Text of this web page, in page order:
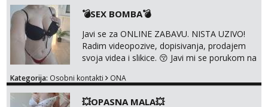
Čekam tvoj poziv!
Tel:064/677-677 - Kod: #142
tel:0,93€ - mob:1,12€ min
0045
💣SEX BOMBA💣
Javi se za ONLINE ZABAVU. NISTA UZIVO!
Radim videopozive, dopisivanja, prodajem
svoja videa i slikice. 😚 Javi mi se porukom na
0045
Kategorija: Osobni kontakti ONA
💥OPASNA MALA💥